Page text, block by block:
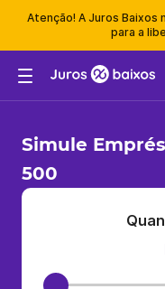
Atenção! A Juros Baixos
para a
Simule
500